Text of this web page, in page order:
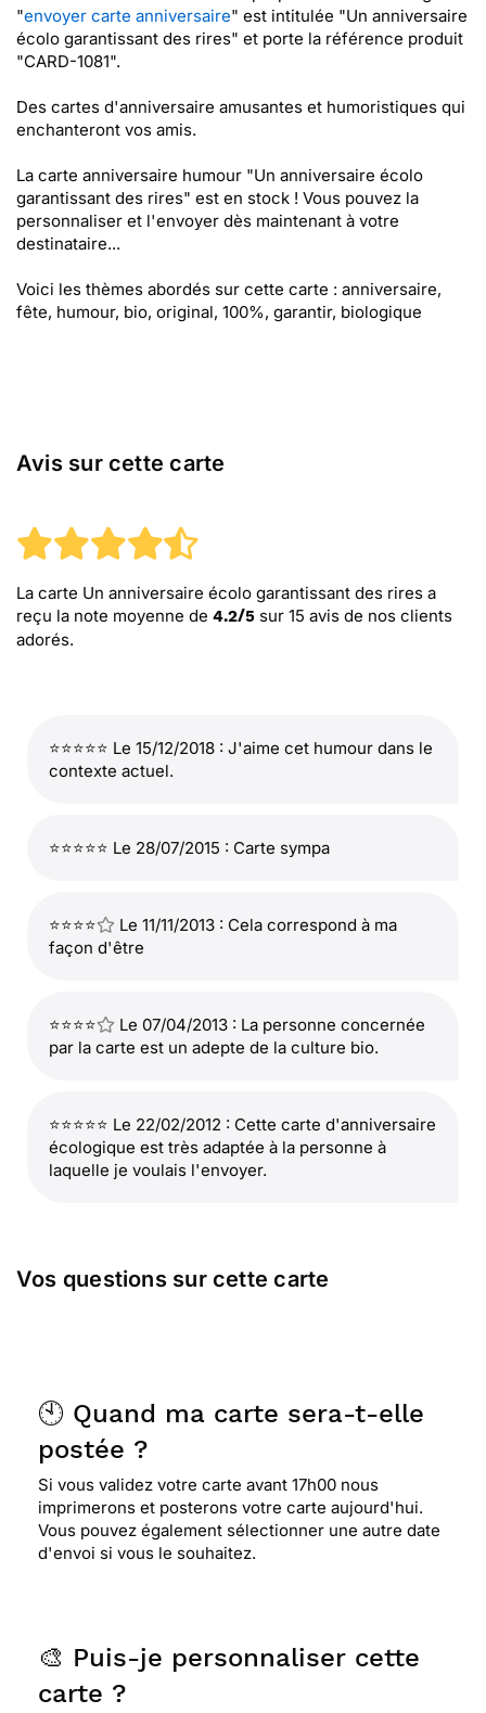
"envoyer carte anniversaire" est intitulée "Un anniversaire
écolo garantissant des rires" et porte la référence produit
"CARD-1081".
Des cartes d'anniversaire amusantes et humoristiques qui
enchanteront vos amis.
La carte anniversaire humour "Un anniversaire écolo
garantissant des rires" est en stock ! Vous pouvez la
personnaliser et l'envoyer dès maintenant à votre
destinataire...
Voici les thèmes abordés sur cette carte : anniversaire,
fête, humour, bio, original, 100%, garantir, biologique
Avis sur cette carte
La carte Un anniversaire écolo garantissant des rires a
reçu la note moyenne de 4.2/5 sur 15 avis de nos clients
adorés.
⭐⭐⭐⭐⭐ Le 15/12/2018 : J'aime cet humour dans le
contexte actuel.
⭐⭐⭐⭐⭐ Le 28/07/2015 : Carte sympa
⭐⭐⭐⭐
Le 11/11/2013 : Cela correspond à ma
façon d'être
⭐⭐⭐⭐
Le 07/04/2013 : La personne concernée
par la carte est un adepte de la culture bio.
⭐⭐⭐⭐⭐ Le 22/02/2012 : Cette carte d'anniversaire
écologique est très adaptée à la personne à
laquelle je voulais l'envoyer.
Vos questions sur cette carte
🕙 Quand ma carte sera-t-elle
postée ?
Si vous validez votre carte avant 17h00 nous
imprimerons et posterons votre carte aujourd'hui.
Vous pouvez également sélectionner une autre date
d'envoi si vous le souhaitez.
🎨 Puis-je personnaliser cette
carte ?